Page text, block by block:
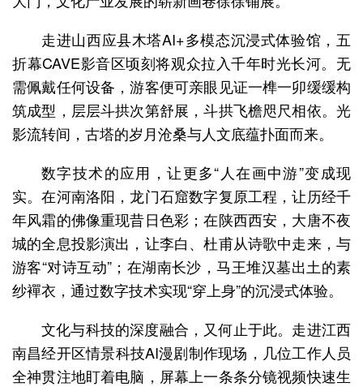
走进山西应县木塔AI+多模态沉浸式体验馆，五
折幕CAVE影音区顷刻将观众拉入千年时光长河。无
需佩戴任何设备，游客便可亲眼见证一榫一卯缓缓构
筑成型，层层斗拱次第舒展，斗拱飞檐咫尺相依。光
影流转间，古塔的岁月沧桑与人文底蕴扑面而来。
数字技术的应用，让更多“人在画中游”变成现
实。在河南洛阳，龙门石窟数字复原工程，让历经千
年风霜的佛像重现昔日色彩；在陕西西安，大唐不夜
城的全息投影演出，让李白、杜甫从诗歌中走来，与
游客“对诗互动”；在湖南长沙，马王堆汉墓出土的素
纱襌衣，通过数字技术实现“穿上身”的沉浸式体验。
文化与科技的深度融合，又何止于此。走进江西
南昌经开区情景科技AI漫剧制作现场，几位工作人员
全神贯注地盯着电脑，屏幕上一条条分镜视频快速生